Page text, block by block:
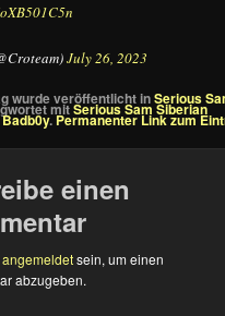
July 26, 2023
wurde veröffentlicht inSerious
mitSerious Sam Siberian
Badb0y.Permanenter Link zum
einen
angemeldetsein, um einen
abzugeben.